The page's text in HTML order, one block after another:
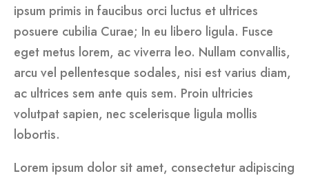
ipsum primis in faucibus orci luctus et ultrices
posuere cubilia Curae; In eu libero ligula. Fusce
eget metus lorem, ac viverra leo. Nullam convallis,
arcu vel pellentesque sodales, nisi est varius diam,
ac ultrices sem ante quis sem. Proin ultricies
volutpat sapien, nec scelerisque ligula mollis
lobortis.
Lorem ipsum dolor sit amet, consectetur adipiscing